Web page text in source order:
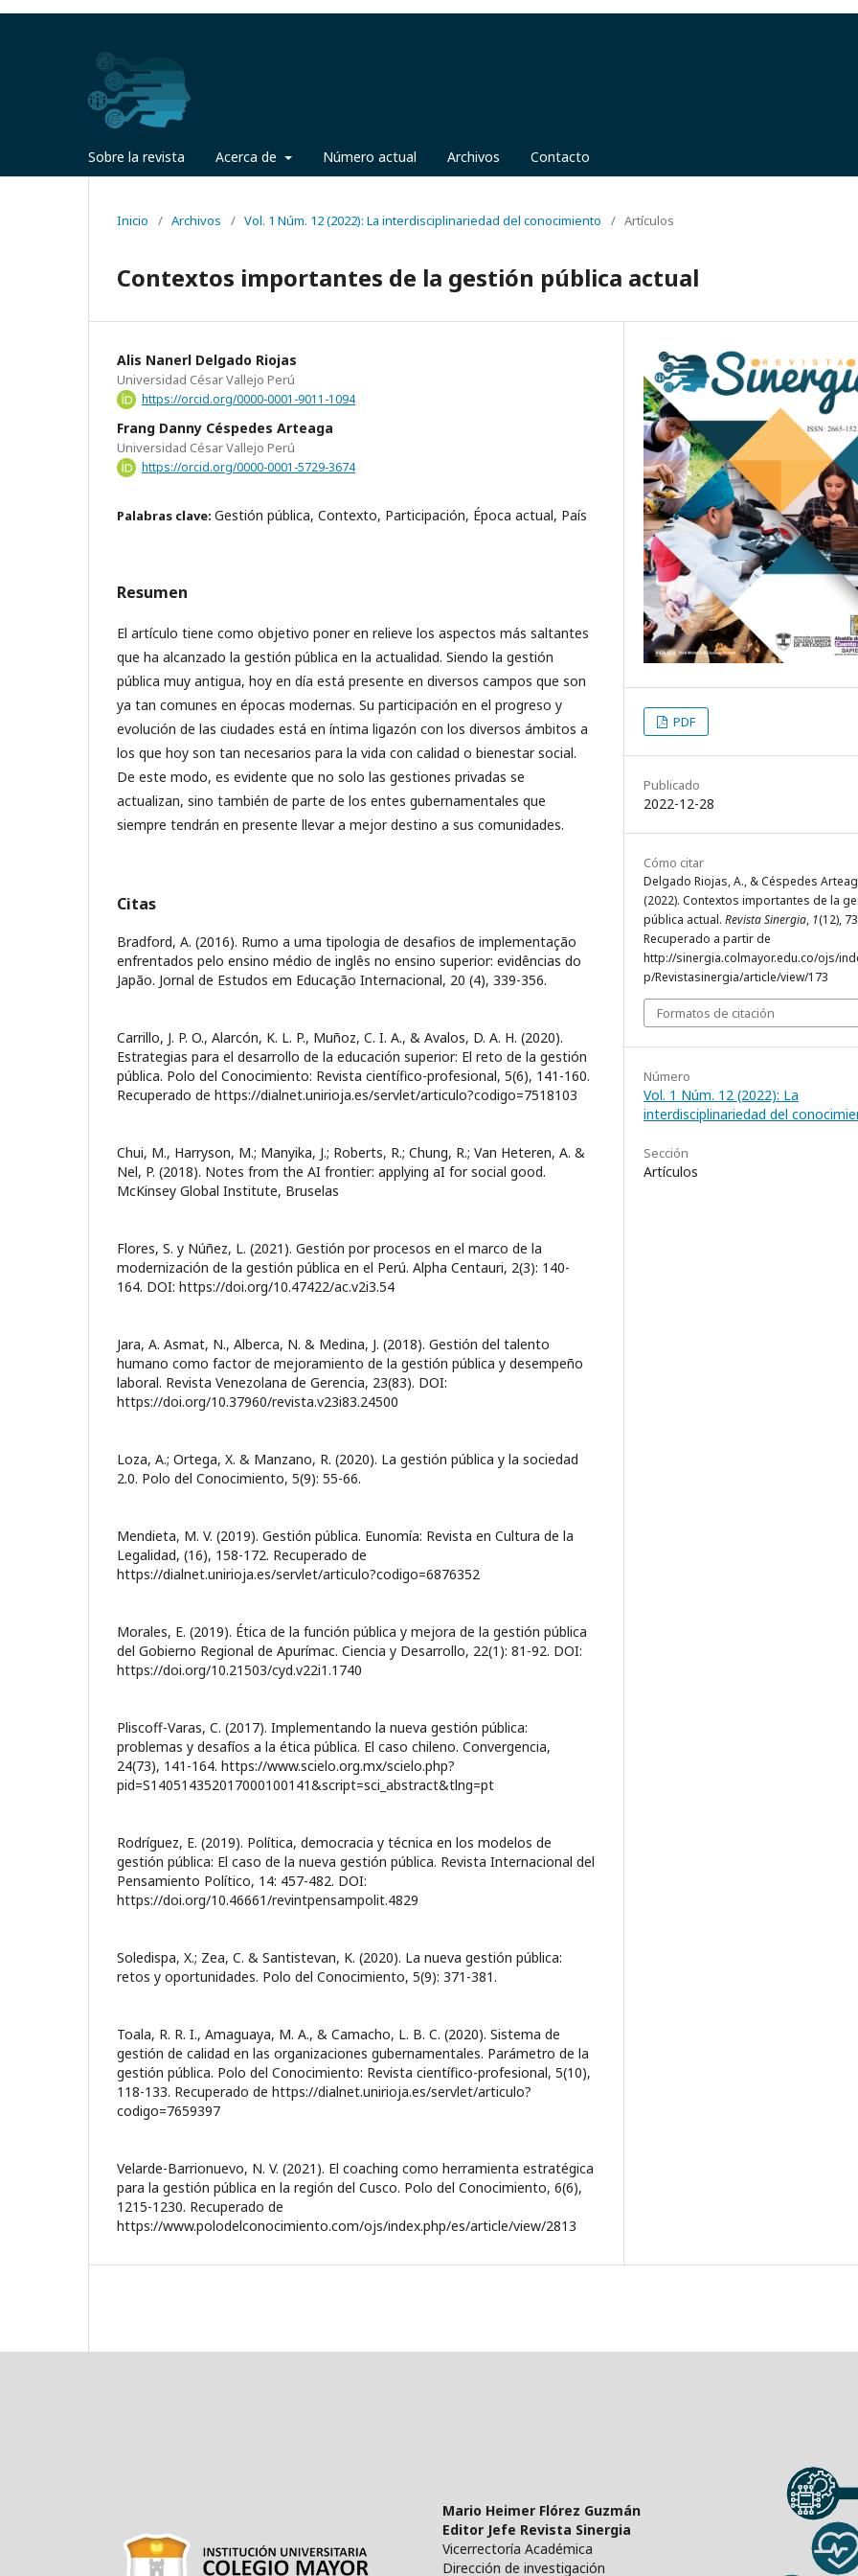
Sobre la revista Acerca de Número actual Archivos Contacto
Inicio / Archivos / Vol. 1 Núm. 12 (2022): La interdisciplinariedad del conocimiento / Artículos
Contextos importantes de la gestión pública actual
Alis Nanerl Delgado Riojas
Universidad César Vallejo Perú
https://orcid.org/0000-0001-9011-1094
Frang Danny Céspedes Arteaga
Universidad César Vallejo Perú
https://orcid.org/0000-0001-5729-3674
Palabras clave: Gestión pública, Contexto, Participación, Época actual, País
Resumen
El artículo tiene como objetivo poner en relieve los aspectos más saltantes
que ha alcanzado la gestión pública en la actualidad. Siendo la gestión
pública muy antigua, hoy en día está presente en diversos campos que son
ya tan comunes en épocas modernas. Su participación en el progreso y
evolución de las ciudades está en íntima ligazón con los diversos ámbitos a
los que hoy son tan necesarios para la vida con calidad o bienestar social.
De este modo, es evidente que no solo las gestiones privadas se
actualizan, sino también de parte de los entes gubernamentales que
siempre tendrán en presente llevar a mejor destino a sus comunidades.
Citas
Bradford, A. (2016). Rumo a uma tipologia de desafios de implementação
enfrentados pelo ensino médio de inglês no ensino superior: evidências do
Japão. Jornal de Estudos em Educação Internacional, 20 (4), 339-356.
Carrillo, J. P. O., Alarcón, K. L. P., Muñoz, C. I. A., & Avalos, D. A. H. (2020).
Estrategias para el desarrollo de la educación superior: El reto de la gestión
pública. Polo del Conocimiento: Revista científico-profesional, 5(6), 141-160.
Recuperado de https://dialnet.unirioja.es/servlet/articulo?codigo=7518103
Chui, M., Harryson, M.; Manyika, J.; Roberts, R.; Chung, R.; Van Heteren, A. &
Nel, P. (2018). Notes from the AI frontier: applying aI for social good.
McKinsey Global Institute, Bruselas
Flores, S. y Núñez, L. (2021). Gestión por procesos en el marco de la
modernización de la gestión pública en el Perú. Alpha Centauri, 2(3): 140-
164. DOI: https://doi.org/10.47422/ac.v2i3.54
Jara, A. Asmat, N., Alberca, N. & Medina, J. (2018). Gestión del talento
humano como factor de mejoramiento de la gestión pública y desempeño
laboral. Revista Venezolana de Gerencia, 23(83). DOI:
https://doi.org/10.37960/revista.v23i83.24500
Loza, A.; Ortega, X. & Manzano, R. (2020). La gestión pública y la sociedad
2.0. Polo del Conocimiento, 5(9): 55-66.
Mendieta, M. V. (2019). Gestión pública. Eunomía: Revista en Cultura de la
Legalidad, (16), 158-172. Recuperado de
https://dialnet.unirioja.es/servlet/articulo?codigo=6876352
Morales, E. (2019). Ética de la función pública y mejora de la gestión pública
del Gobierno Regional de Apurímac. Ciencia y Desarrollo, 22(1): 81-92. DOI:
https://doi.org/10.21503/cyd.v22i1.1740
Pliscoff-Varas, C. (2017). Implementando la nueva gestión pública:
problemas y desafíos a la ética pública. El caso chileno. Convergencia,
24(73), 141-164. https://www.scielo.org.mx/scielo.php?
pid=S140514352017000100141&script=sci_abstract&tlng=pt
Rodríguez, E. (2019). Política, democracia y técnica en los modelos de
gestión pública: El caso de la nueva gestión pública. Revista Internacional del
Pensamiento Político, 14: 457-482. DOI:
https://doi.org/10.46661/revintpensampolit.4829
Soledispa, X.; Zea, C. & Santistevan, K. (2020). La nueva gestión pública:
retos y oportunidades. Polo del Conocimiento, 5(9): 371-381.
Toala, R. R. I., Amaguaya, M. A., & Camacho, L. B. C. (2020). Sistema de
gestión de calidad en las organizaciones gubernamentales. Parámetro de la
gestión pública. Polo del Conocimiento: Revista científico-profesional, 5(10),
118-133. Recuperado de https://dialnet.unirioja.es/servlet/articulo?
codigo=7659397
Velarde-Barrionuevo, N. V. (2021). El coaching como herramienta estratégica
para la gestión pública en la región del Cusco. Polo del Conocimiento, 6(6),
1215-1230. Recuperado de
https://www.polodelconocimiento.com/ojs/index.php/es/article/view/2813
PDF
Publicado
2022-12-28
Cómo citar
Delgado Riojas, A., & Céspedes
(2022). Contextos importantes de la
pública actual. Revista Sinergia, 1(12),
Recuperado a partir de
http://sinergia.colmayor.edu.co/ojs/
p/Revistasinergia/article/view/173
Formatos de citación
Número
Vol. 1 Núm. 12 (2022): La
interdisciplinariedad del
Sección
Artículos
Mario Heimer Flórez Guzmán
Editor Jefe Revista Sinergia
Vicerrectoría Académica
Dirección de investigación